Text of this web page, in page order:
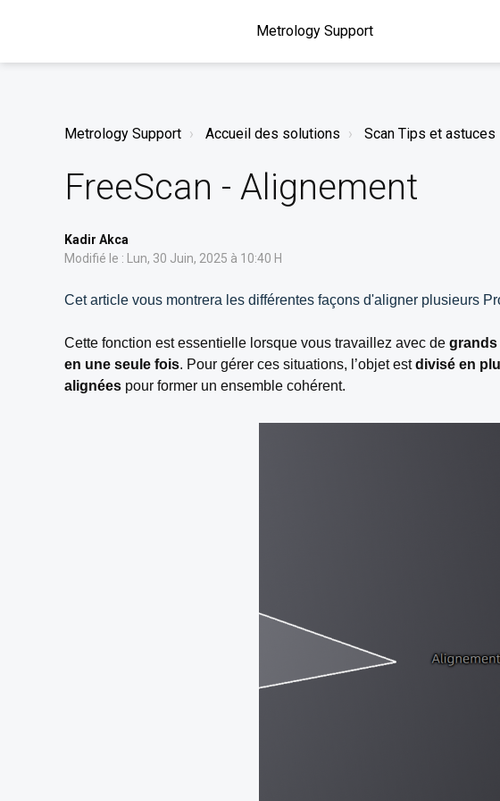
Metrology Support
Metrology Support Accueil des solutions Scan Tips et astuces
FreeScan - Alignement
Kadir Akca
Modifié le : Lun, 30 Juin, 2025 à 10:40 H
Cet article vous montrera les différentes façons d'aligner plusieurs
Cette fonction est essentielle lorsque vous travaillez avec de
en une seule fois. Pour gérer ces situations, l’objet estdivisé en
alignées pour former un ensemble cohérent.